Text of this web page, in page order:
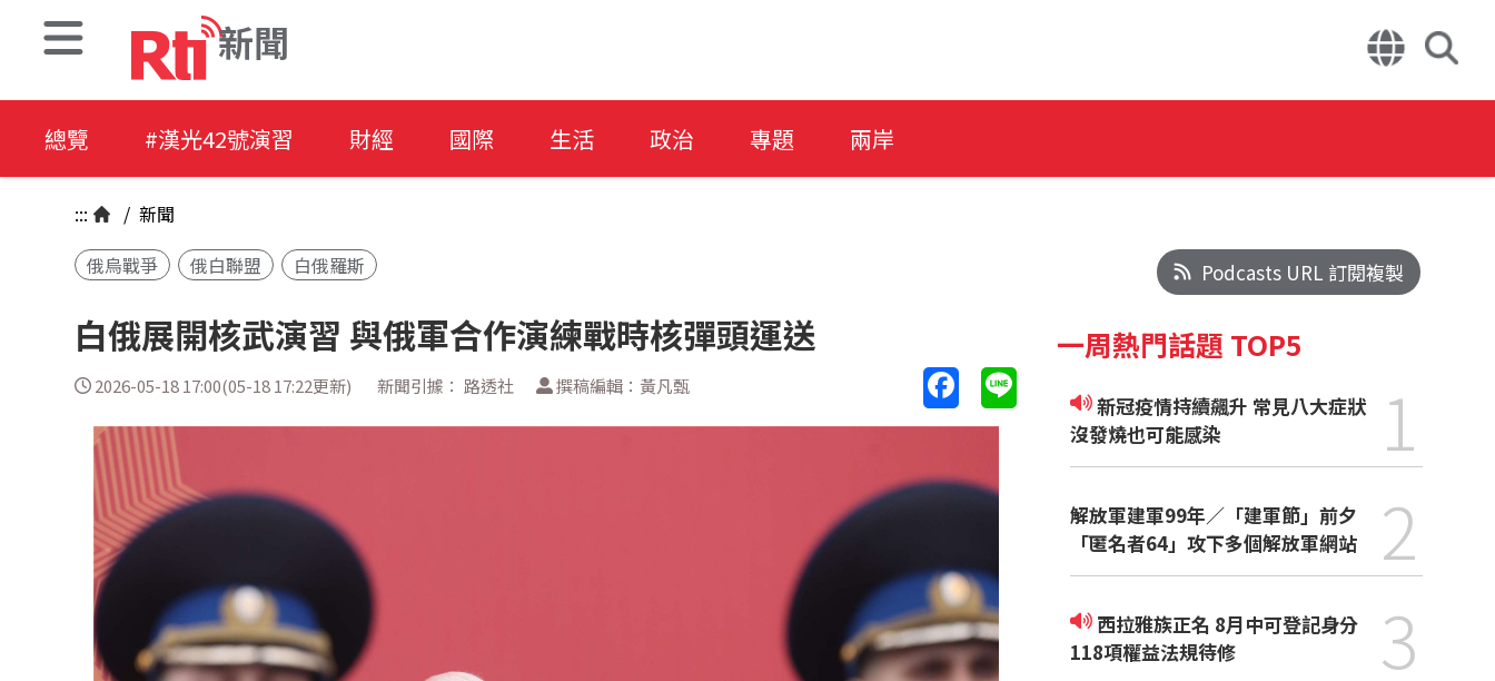
新聞
總覽 #漢光42號演習 財經 國際 生活 政治 專題 兩岸
::: / 新聞
俄烏戰爭
俄白聯盟 白俄羅斯
白俄展開核武演習 與俄軍合作演練戰時核彈頭運送
2026-05-18 17:00(05-18 17:22更新) 新聞引據： 路透社 撰稿編輯：黃凡甄
Podcasts URL 訂閱複製
一周熱門話題 TOP5
新冠疫情持續飆升 常見八大症狀
沒發燒也可能感染
1
解放軍建軍99年／「建軍節」前夕
「匿名者64」攻下多個解放軍網站
2
118項權益法規待修
3